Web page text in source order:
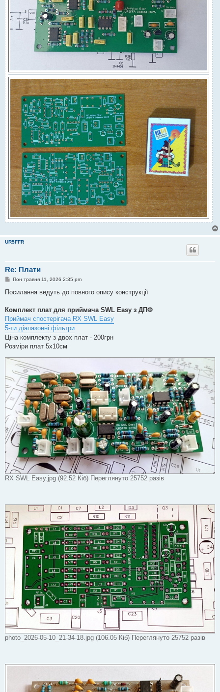
UR5FFR
Re: Плати
П
в
о
л
е
н
н
Пон травня 11, 2026 2:35 pm
Посилання ведуть до повного опису конструкції
Комплект плат для приймача SWL Easy з ДПФ
Приймач спостерігача RX SWL Easy
5-ти діапазонні фільтри
Ціна комплекту з двох плат - 200грн
Розміри плат 5х10см
RX SWL Easy.jpg (92.52 Кіб) Переглянуто 25752 разів
photo_2026-05-10_21-34-18.jpg (106.05 Кіб) Переглянуто 25752 разів